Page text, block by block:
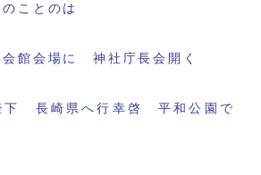
ことのは
会館会場に 神社庁長会開く
下 長崎県へ行幸啓 平和公園で